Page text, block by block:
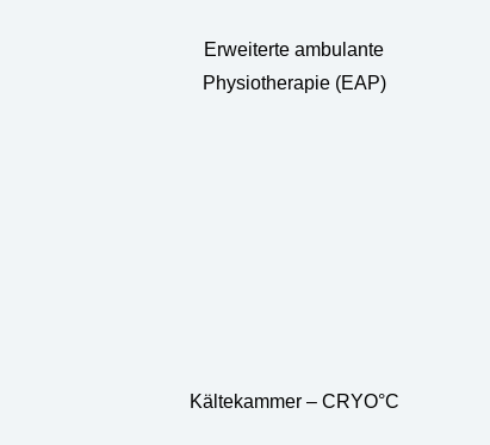
Erweiterte ambulante
Physiotherapie (EAP)
Kältekammer – CRYO°C